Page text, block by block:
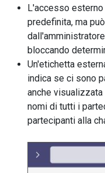
L'accesso
predefinita, ma
bloccando
Un'etichetta
indica se ci sono
anche
nomi di tutti i
partecipanti alla